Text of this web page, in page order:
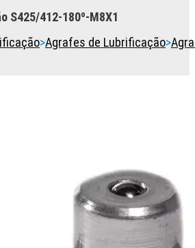
S425/412-180º-M8X1
>Agrafes de Lubrificação>